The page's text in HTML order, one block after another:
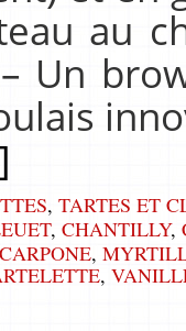
au
Un
, TARTES ET
, CHANTILLY,
,
,